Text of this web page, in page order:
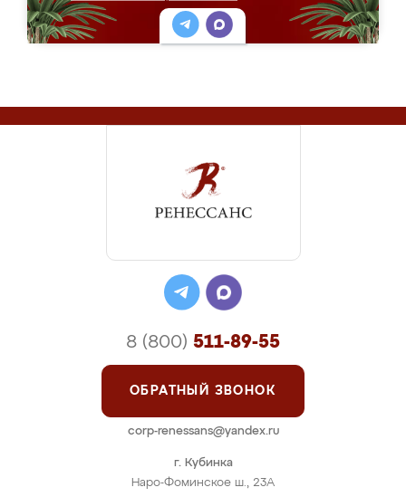
г. Кубинка
Наро-Фоминское ш., 23А
8 (800) 511-89-55
ОБРАТНЫЙ ЗВОНОК
corp-renessans@yandex.ru